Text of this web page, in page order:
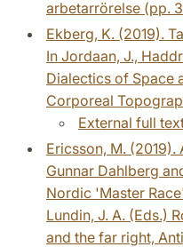
arbetarrörelse (pp.
Ekberg, K. (2019).
In Jordaan, J.,
Dialectics of Space
Corporeal
External full
Ericsson, M.
Gunnar Dahlberg
Nordic 'Master
Lundin, J. A. (Eds.)
and the far right,